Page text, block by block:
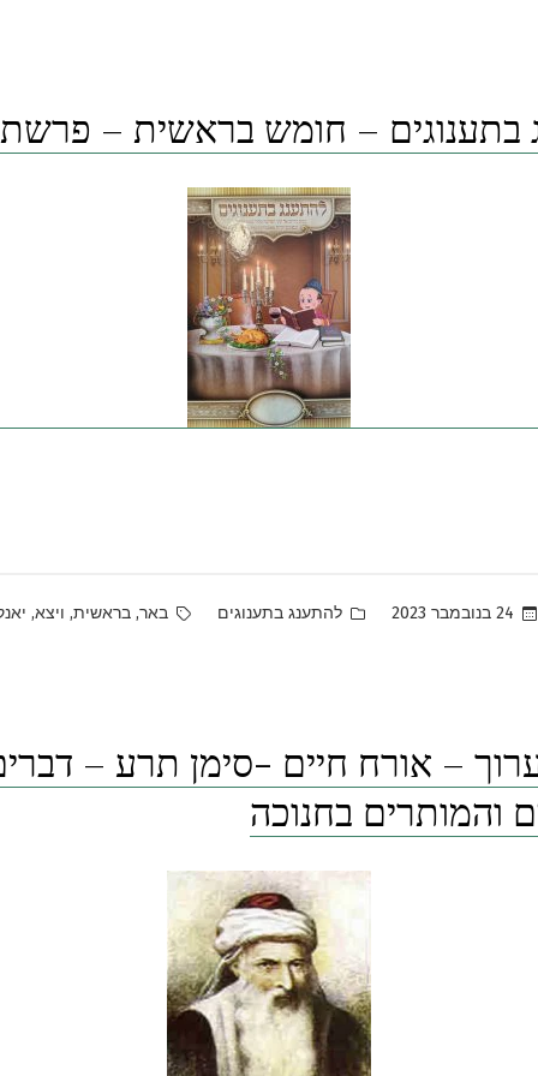
בתענוגים – חומש בראשית – פרשת
24 בנובמבר 2023
Posted
להתענג בתענוגים Tags:
באר, בראשית, ויצא,
– אורח חיים -סימן תרע –
והמותרים בחנוכה